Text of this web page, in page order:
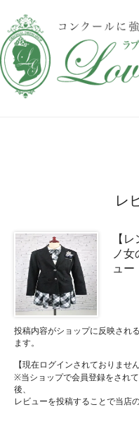
レ
【
ノ
ュー
投稿内容がショップに反映され
ます。
【現在ログインされておりません
※当ショップで会員登録をされ
後、
レビューを投稿することで当店